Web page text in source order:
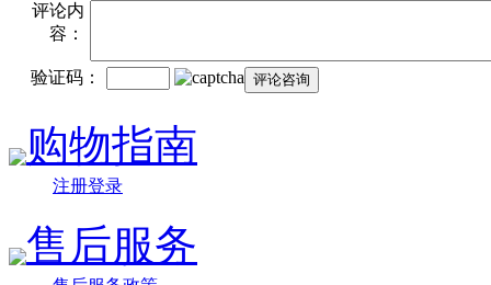
评论内
容：
验证码：
购物指南
注册登录
售后服务